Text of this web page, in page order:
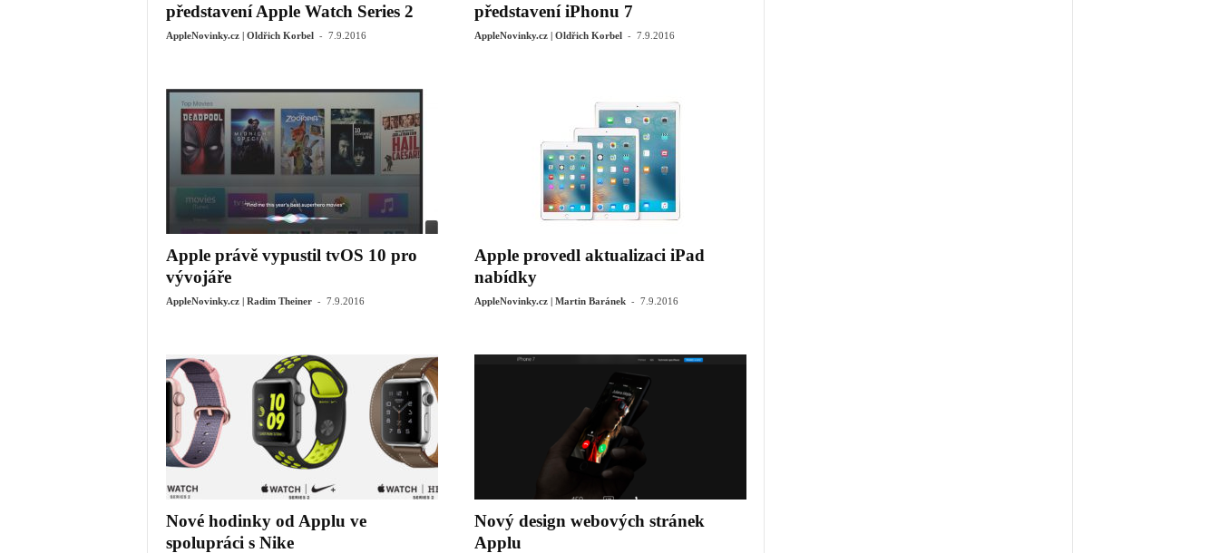
představení Apple Watch Series 2
AppleNovinky.cz | Oldřich Korbel - 7.9.2016
představení iPhonu 7
AppleNovinky.cz | Oldřich Korbel - 7.9.2016
Apple právě vypustil tvOS 10 pro
vývojáře
AppleNovinky.cz | Radim Theiner - 7.9.2016
Apple provedl aktualizaci iPad
nabídky
AppleNovinky.cz | Martin Baránek - 7.9.2016
Nové hodinky od Applu ve
spolupráci s Nike
Nový design webových stránek
Applu